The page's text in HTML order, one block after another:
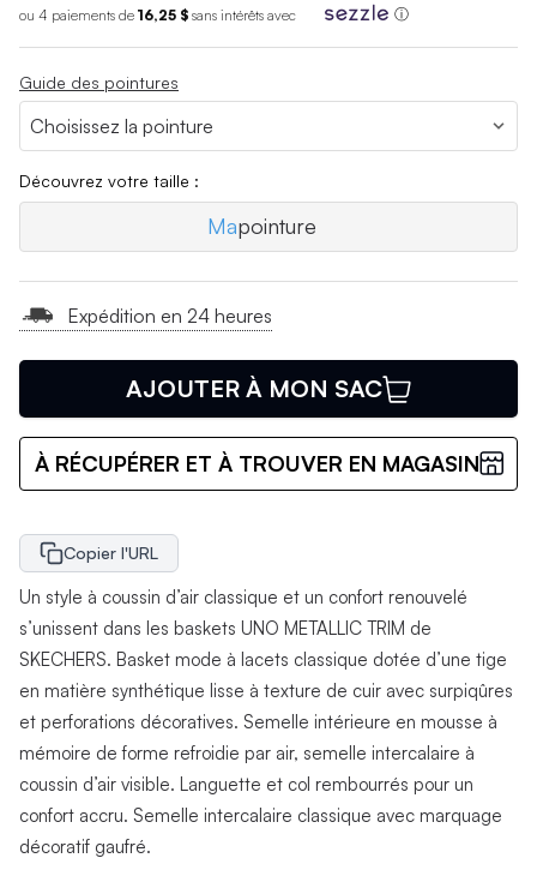
ou 4 paiements de 16,25 $ sans intérêts avec ⓘ
Guide des pointures
Découvrez votre taille :
Mapointure
Expédition en 24 heures
AJOUTER À MON SAC
À RÉCUPÉRER ET À TROUVER EN MAGASIN
Copier l'URL
Un style à coussin d’air classique et un confort renouvelé
s’unissent dans les baskets UNO METALLIC TRIM de
SKECHERS. Basket mode à lacets classique dotée d’une tige
en matière synthétique lisse à texture de cuir avec surpiqûres
et perforations décoratives. Semelle intérieure en mousse à
mémoire de forme refroidie par air, semelle intercalaire à
coussin d’air visible. Languette et col rembourrés pour un
confort accru. Semelle intercalaire classique avec marquage
décoratif gaufré.